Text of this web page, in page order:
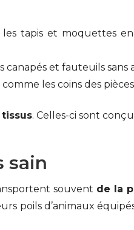
les tapis et moquettes
et fauteuils sans
les coins des
. Celles-ci sont
sain
souvent de la
poils d’animaux